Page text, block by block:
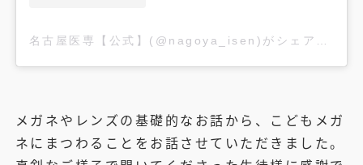
メガネやレンズの基礎的なお話から、こどもメガ
ネにまつわることをお話させていただきました。